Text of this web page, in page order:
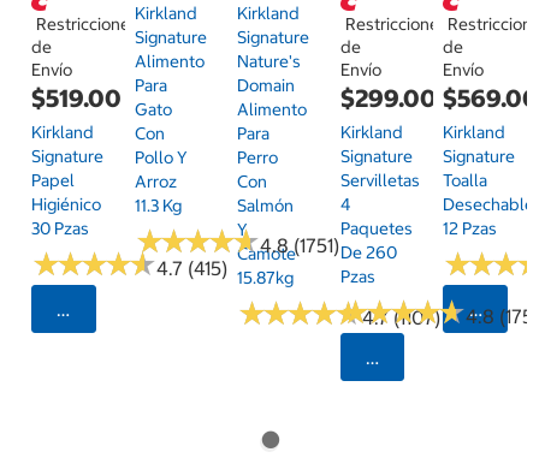
Restricciones
de
Envío
$519.00
Kirkland
Signature
Papel
Higiénico
30 Pzas
★★★★★
★★★★★4.7 (415)
Seleccionar Código Postal
Kirkland
Signature
Alimento
Para
Gato
Con
Pollo Y
Arroz
11.3 Kg
★★★★★
★★★★★4.8 (1751)
Kirkland
Signature
Nature's
Domain
Alimento
Para
Perro
Con
Salmón
Y
Camote
15.87kg
★★★★★
★★★★★4.7 (1107)
Restricciones
de
Envío
$299.00
Kirkland
Signature
Servilletas
4
Paquetes
De 260
Pzas
★★★★★
★★★★★4.8 (175)
Seleccionar
de
Envío
$569.00
Kirkland
Signature
Toalla
Desechable
12 Pzas
★★★
★★★